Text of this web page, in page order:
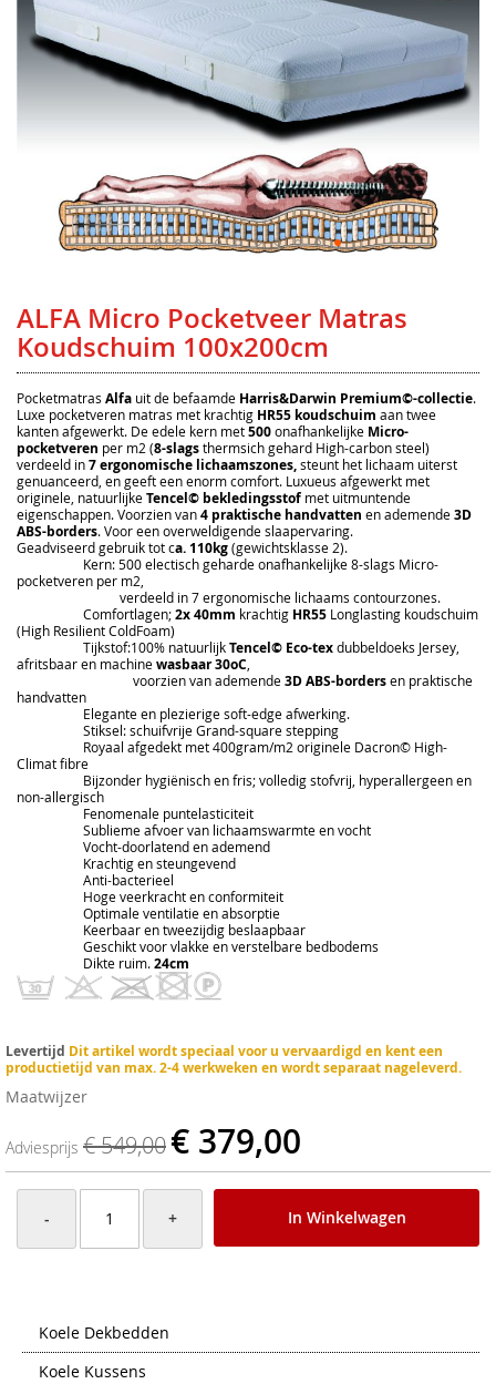
begin
van
de
ALFA Micro Pocketveer Matras
Koudschuim 100x200cm
Pocketmatras Alfa uit de befaamde Harris&Darwin Premium©-collectie.
Luxe pocketveren matras met krachtig HR55 koudschuim aan twee
kanten afgewerkt. De edele kern met500onafhankelijke Micro-
pocketveren per m2 (8-slagsthermsich gehard High-carbon steel)
verdeeld in7 ergonomische lichaamszones,steunt het lichaam uiterst
genuanceerd, en geeft een enorm comfort. Luxueus afgewerkt met
originele, natuurlijkeTencel© bekledingsstof met uitmuntende
eigenschappen. Voorzien van4 praktische handvatten en ademende3D
ABS-borders. Voor een overweldigende slaapervaring.
Geadviseerd gebruik tot ca. 110kg(gewichtsklasse 2).
Kern: 500 electisch geharde onafhankelijke 8-slags Micro-
pocketveren per m2,
verdeeld in 7 ergonomische lichaams contourzones.
Comfortlagen;2x 40mm krachtig HR55 Longlasting koudschuim
(High Resilient ColdFoam)
Tijkstof:100% natuurlijkTencel© Eco-texdubbeldoeks Jersey,
afritsbaar en machinewasbaar 30oC
voorzien van ademende3D ABS-bordersen praktische
handvatten
Elegante en plezierige soft-edge afwerking.
Stiksel: schuifvrije Grand-square stepping
Royaal afgedekt met 400gram/m2 originele Dacron© High-
Climat fibre
Bijzonder hygiënisch en fris; volledig stofvrij, hyperallergeen en
non-allergisch
Fenomenale puntelasticiteit
Sublieme afvoer van lichaamswarmte en vocht
Vocht-doorlatend en ademend
Krachtig en steungevend
Anti-bacterieel
Hoge veerkracht en conformiteit
Optimale ventilatie en absorptie
Keerbaar en tweezijdig beslaapbaar
Geschikt voor vlakke en verstelbare bedbodems
Dikte ruim.24cm
Levertijd Dit artikel wordt speciaal voor u vervaardigd en kent een
productietijd van max. 2-4 werkweken en wordt separaat nageleverd.
Maatwijzer
Adviesprijs € 549,00€ 379,00
- + In Winkelwagen
Koele Dekbedden
Koele Kussens